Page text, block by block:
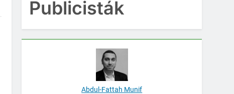
Publicisták
Abdul-Fattah Munif